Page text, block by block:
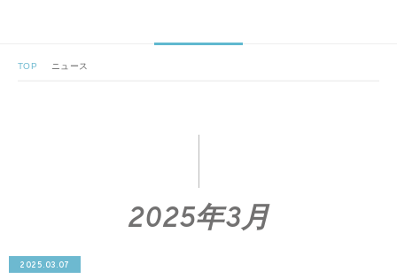
TOP ニュース
2025年3月
2025.03.07